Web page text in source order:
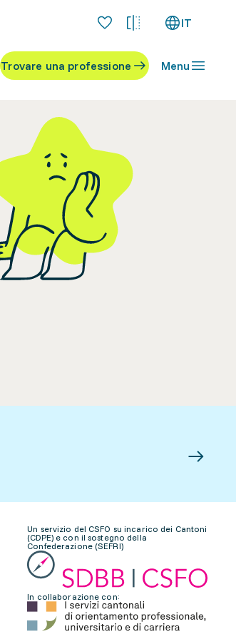
IT
Trovare una professione Menu
Un servizio del CSFO su incarico dei Cantoni
(CDPE) e con il sostegno della
Confederazione (SEFRI)
In collaborazione con: